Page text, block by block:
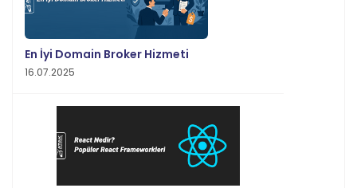
En İyi Domain Broker Hizmeti
16.07.2025